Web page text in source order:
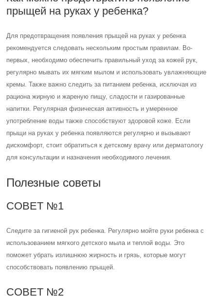
прыщей на руках у ребенка?
Для предотвращения появления прыщей на руках у ребенка
рекомендуется следовать нескольким простым правилам. Во-
первых, необходимо обеспечить правильный уход за кожей рук,
регулярно мывать их мягким мылом и использовать увлажняющие
кремы. Также важно следить за питанием ребенка, исключая из
рациона жирную и жареную пищу, сладости и газированные
напитки. Регулярная физическая активность и умеренное
употребление воды также способствуют здоровой коже. Если
прыщи на руках у ребенка появляются регулярно и вызывают
дискомфорт, стоит обратиться к детскому врачу или дерматологу
для консультации и назначения необходимого лечения.
Полезные советы
СОВЕТ №1
Следите за гигиеной рук ребенка. Регулярно мойте руки ребенка с
использованием мягкого детского мыла и теплой воды. Это
поможет убрать излишнюю жирность и грязь, которые могут
способствовать появлению прыщей.
СОВЕТ №2